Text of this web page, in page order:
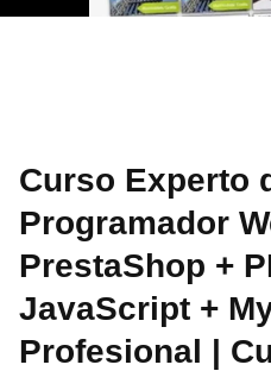
Curso Experto
Programador
PrestaShop +
JavaScript +
Profesional |